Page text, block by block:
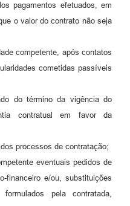
pagamentos efetuados, em
o valor do contrato não seja
competente, após contatos
cometidas passíveis
do término da vigência do
contratual em favor da
processos de contratação;
eventuais pedidos de
financeiro e/ou, substituições
pela contratada,